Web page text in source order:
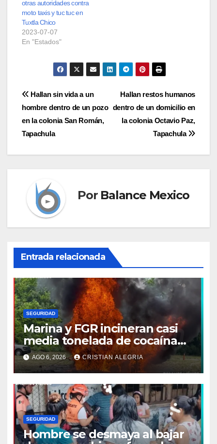
otras autoridades contra
moto taxis y tuc tuc en
Tuxtla Chico
2023-07-07
En "Estados"
Navegación
de
entradas
Hallan restos humanos
dentro de un domicilio en
la colonia Octavio Paz,
Tapachula
Hallan sin vida a un
hombre dentro de un pozo
en la colonia San Román,
Tapachula
Por Balance Mexico
Entrada relacionada
SEGURIDAD
Marina y FGR incineran casi
media tonelada de cocaína
asegurada frente a las costas
de Chiapas
AGO 6, 2026 CRISTIAN ALEGRIA
SEGURIDAD
Hombre se desmaya al bajar